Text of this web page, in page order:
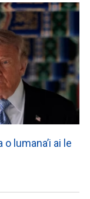
lumana’i ai le